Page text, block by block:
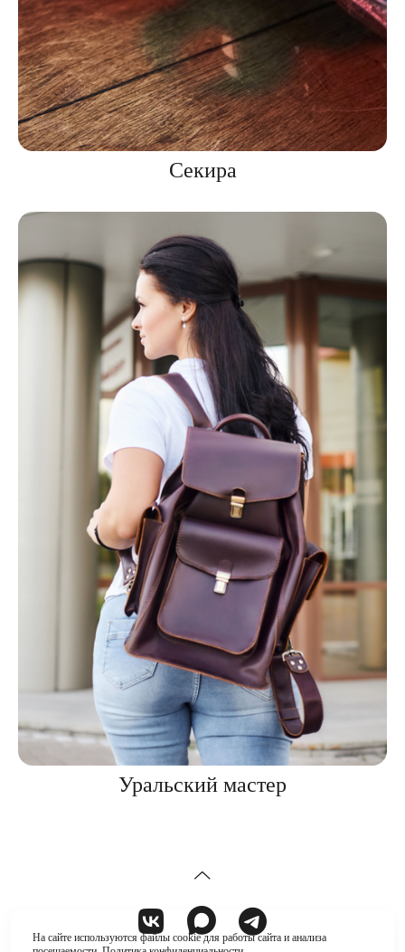
Секира
Уральский мастер
На сайте используются файлы cookie для работы сайта и анализа